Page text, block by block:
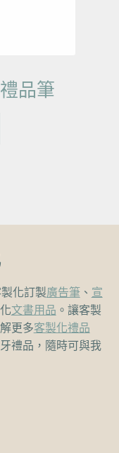
品筆
化訂製廣告筆、 宣
文書用品 。讓客製
更多客製化禮品
牙禮品，隨時可與我